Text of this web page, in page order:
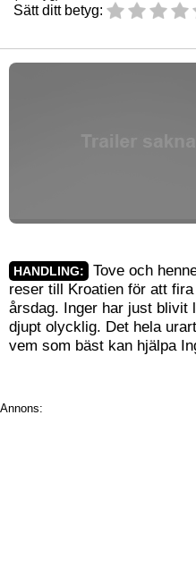
Sätt ditt betyg:
HANDLING:
Tove och
reser till Kroatien för att
årsdag. Inger har just blivit
djupt olycklig. Det hela
vem som bäst kan hjälpa
Annons: